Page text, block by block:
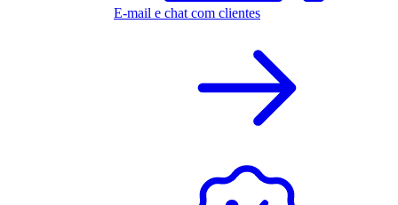
E-mail e chat com clientes